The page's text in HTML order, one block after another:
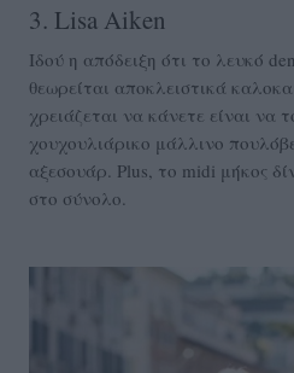
3. Lisa Aiken
Ιδού η απόδειξη ότι το λευκό
θεωρείται αποκλειστικά
χρειάζεται να κάνετε είναι να
χουχουλιάρικο μάλλινο
αξεσουάρ. Plus, το midi μήκος
στο σύνολο.